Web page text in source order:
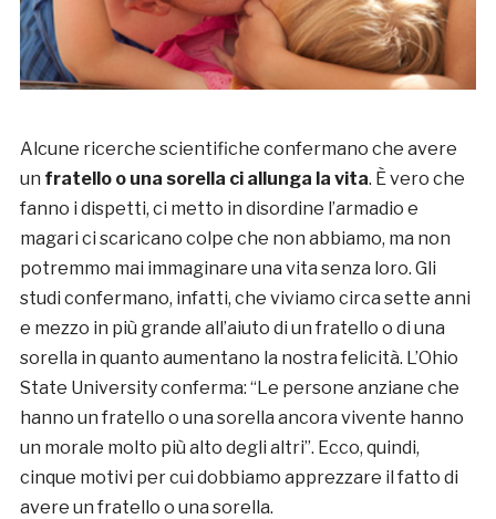
Alcune ricerche scientifiche confermano che avere
un fratello o una sorella ci allunga la vita. È vero che
fanno i dispetti, ci metto in disordine l’armadio e
magari ci scaricano colpe che non abbiamo, ma non
potremmo mai immaginare una vita senza loro. Gli
studi confermano, infatti, che viviamo circa sette anni
e mezzo in più grande all’aiuto di un fratello o di una
sorella in quanto aumentano la nostra felicità. L’Ohio
State University conferma: “Le persone anziane che
hanno un fratello o una sorella ancora vivente hanno
un morale molto più alto degli altri”. Ecco, quindi,
cinque motivi per cui dobbiamo apprezzare il fatto di
avere un fratello o una sorella.